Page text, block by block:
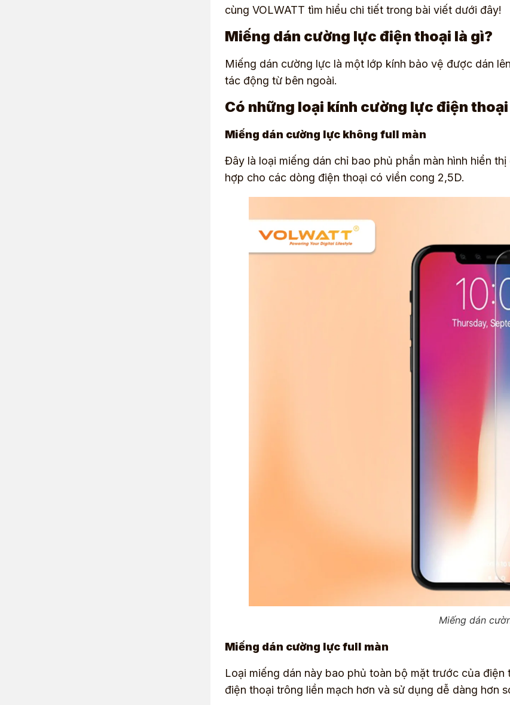
cùng VOLWATT tìm hiểu chi tiết trong bài viết dưới đây!
Miếng dán cường lực điện thoại là gì?
Miếng dán cường lực là một lớp kính bảo vệ được dán
tác động từ bên ngoài.
Có những loại kính cường lực điện
Miếng dán cường lực không full màn
Đây là loại miếng dán chỉ bao phủ phần màn hình hiển
hợp cho các dòng điện thoại có viền cong 2,5D.
Miếng dán
Miếng dán cường lực full màn
Loại miếng dán này bao phủ toàn bộ mặt trước của
điện thoại trông liền mạch hơn và sử dụng dễ dàng hơn